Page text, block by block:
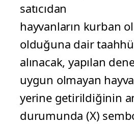
satıcıdan
hayvanların kurban
olduğuna dair
alınacak, yapılan
uygun olmayan
yerine getirildiğinin
durumunda (X)